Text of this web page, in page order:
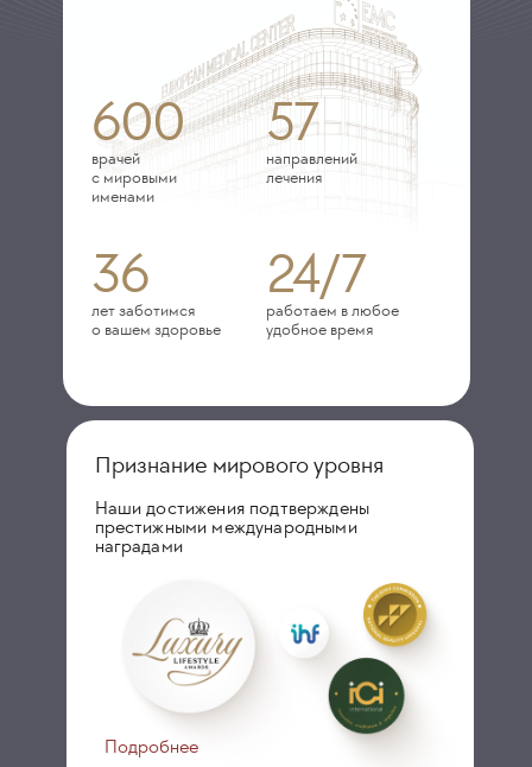
600
врачей
с мировыми
именами
57
направлений
лечения
36
лет заботимся
о вашем здоровье
24/7
работаем в любое
удобное время
Признание мирового уровня
Наши достижения подтверждены
престижными международными
наградами
Подробнее